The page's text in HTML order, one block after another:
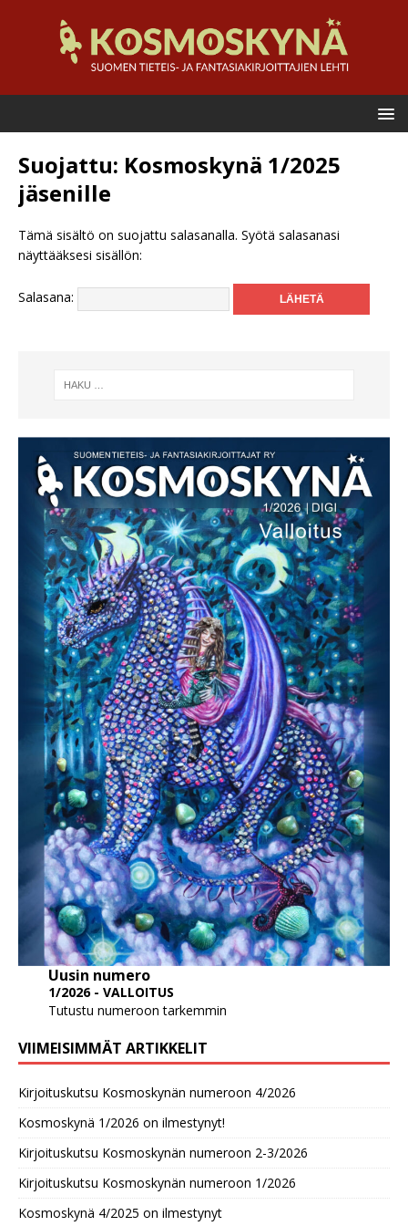
Suojattu: Kosmoskynä 1/2025
jäsenille
Tämä sisältö on suojattu salasanalla. Syötä salasanasi
näyttääksesi sisällön:
Salasana:
Uusin numero
1/2026 - VALLOITUS
Tutustu numeroon tarkemmin
VIIMEISIMMÄT ARTIKKELIT
Kirjoituskutsu Kosmoskynän numeroon 4/2026
Kosmoskynä 1/2026 on ilmestynyt!
Kirjoituskutsu Kosmoskynän numeroon 2-3/2026
Kirjoituskutsu Kosmoskynän numeroon 1/2026
Kosmoskynä 4/2025 on ilmestynyt